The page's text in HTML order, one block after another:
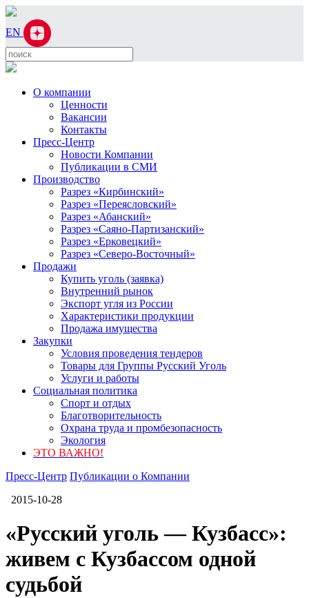
EN
О компании
Ценности
Вакансии
Контакты
Пресс-Центр
Новости Компании
Публикации в СМИ
Производство
Разрез «Кирбинский»
Разрез «Переясловский»
Разрез «Абанский»
Разрез «Саяно-Партизанский»
Разрез «Ерковецкий»
Разрез «Северо-Восточный»
Продажи
Купить уголь (заявка)
Внутренний рынок
Экспорт угля из России
Характеристики продукции
Продажа имущества
Закупки
Условия проведения тендеров
Товары для Группы Русский Уголь
Услуги и работы
Социальная политика
Спорт и отдых
Благотворительность
Охрана труда и промбезопасность
Экология
ЭТО ВАЖНО!
Пресс-Центр Публикации о Компании
2015-10-28
«Русский уголь — Кузбасс»:
живем с Кузбассом одной
судьбой